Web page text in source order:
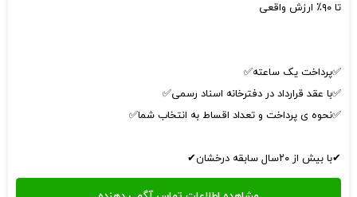
تا ۹۰٪ ارزش واقعی
✅پرداخت یک ساعته✅
✅با عقد قرارداد در دفترخانه اسناد رسمی✅
✅نحوه ی پرداخت و تعداد اقساط به انتخاب شما✅
✔با بیش از ۲۰سال سابقه درخشان✔